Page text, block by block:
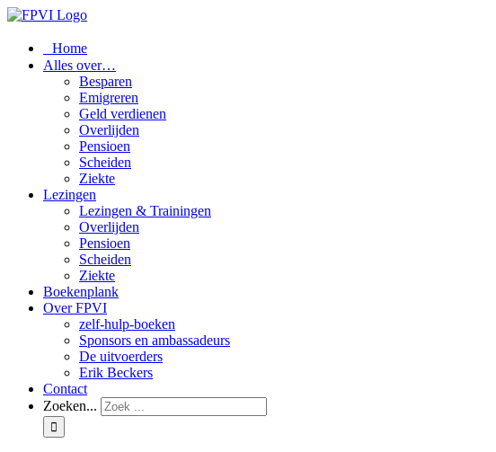
Home
Alles over…
Besparen
Emigreren
Geld verdienen
Overlijden
Pensioen
Scheiden
Ziekte
Lezingen
Lezingen & Trainingen
Overlijden
Pensioen
Scheiden
Ziekte
Boekenplank
Over FPVI
zelf-hulp-boeken
Sponsors en ambassadeurs
De uitvoerders
Erik Beckers
Contact
Zoeken...